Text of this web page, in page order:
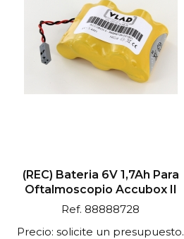
(REC) Bateria 6V 1,7Ah Para
Oftalmoscopio Accubox II
Ref. 88888728
Precio: solicite un presupuesto.